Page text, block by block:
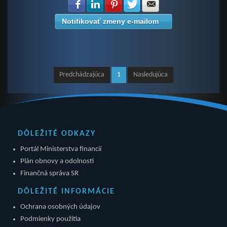
Zdielať na Facebook
Zdielať na LinkedIn
Zdielať na Pinterest
Zdielať na Twitter
Notifikovať zmeny e-mailom
Predchádzajúca 1 Nasledujúca
DÔLEŽITÉ ODKAZY
Portál Ministerstva financií
Plán obnovy a odolnosti
Finančná správa SR
DÔLEŽITÉ INFORMÁCIE
Ochrana osobných údajov
Podmienky použitia